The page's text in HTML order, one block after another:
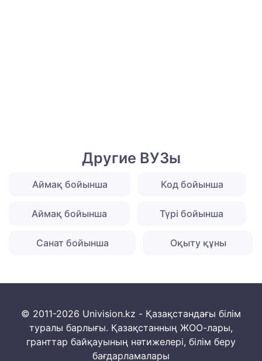
Другие ВУЗы
Аймақ бойынша Код бойынша
Аймақ бойынша Түрі бойынша
Санат бойынша Оқыту құны
© 2011-2026 Univision.kz - Қазақстандағы білім
туралы барлығы. Қазақстанның ЖОО-лары,
гранттар байқауының нәтижелері, білім беру
бағдарламалары